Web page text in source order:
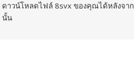
ดาวน์โหลดไฟล์ 8svx ของคุณได้หลังจาก
นั้น